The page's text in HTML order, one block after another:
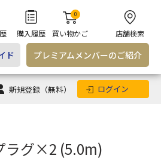
購入履歴 買い物かご
0
店舗検索
ド プレミアム メンバーのご紹介
新規登録 （無料） ログイン
ラグ×2 (5.0m)